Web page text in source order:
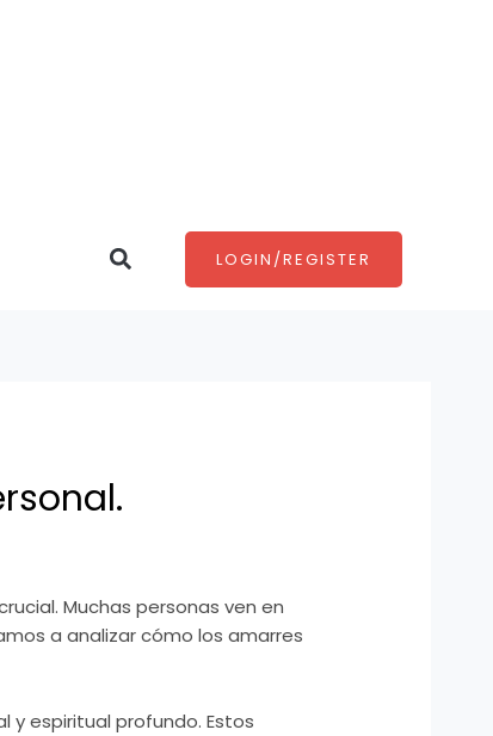
SearchLOGIN/REGISTER
Muchas personas ven en
a analizar cómo los amarres
y espiritual profundo. Estos